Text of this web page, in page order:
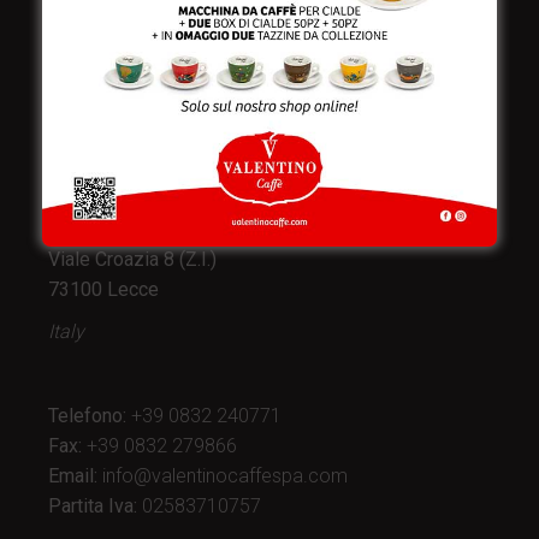
e produzione:
Viale Croazia 8 (Z.I.)
73100 Lecce
Italy
Telefono: +39 0832 240771
Fax: +39 0832 279866
Email: info@valentinocaffespa.com
Partita Iva: 02583710757